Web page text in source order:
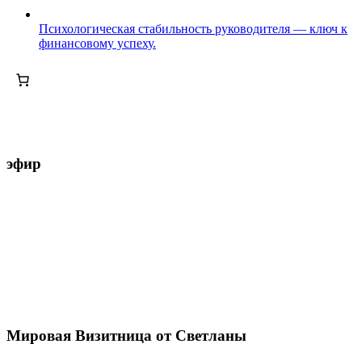
Психологическая стабильность руководителя — ключ к
финансовому успеху.
эфир
Мировая Визитница от Светланы